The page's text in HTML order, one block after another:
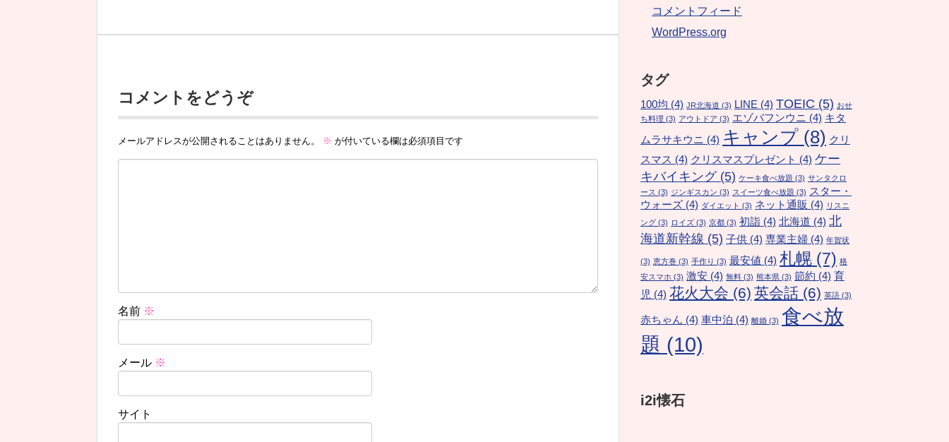
コメントをどうぞ
メールアドレスが公開されることはありません。 ※ が付いている欄は必須項目です
名前 ※
メール ※
サイト
コメントフィード
WordPress.org
タグ
100均 (4) JR北海道 (3) LINE (4) TOEIC (5) おせ
ち料理 (3) アウトドア (3) エゾバフンウニ (4) キタ
ムラサキウニ (4) キャンプ (8) クリ
スマス (4) クリスマスプレゼント (4) ケー
キバイキング(5) ケーキ食べ放題 (3) サンタクロ
ース (3) ジンギスカン (3) スイーツ食べ放題 (3) スター・
ウォーズ (4) ダイエット (3) ネット通販 (4) リスニ
ング (3) ロイズ (3) 京都 (3) 初詣 (4) 北海道 (4) 北
海道新幹線 (5) 子供 (4) 専業主婦 (4) 年賀状
(3) 恵方巻 (3) 手作り (3) 最安値 (4) 札幌 (7) 格
安スマホ (3) 激安 (4) 無料 (3) 熊本県 (3) 節約 (4) 育
児 (4) 花火大会 (6) 英会話 (6) 英語 (3)
赤ちゃん (4) 車中泊 (4) 離婚 (3) 食べ放
題 (10)
i2i懐石